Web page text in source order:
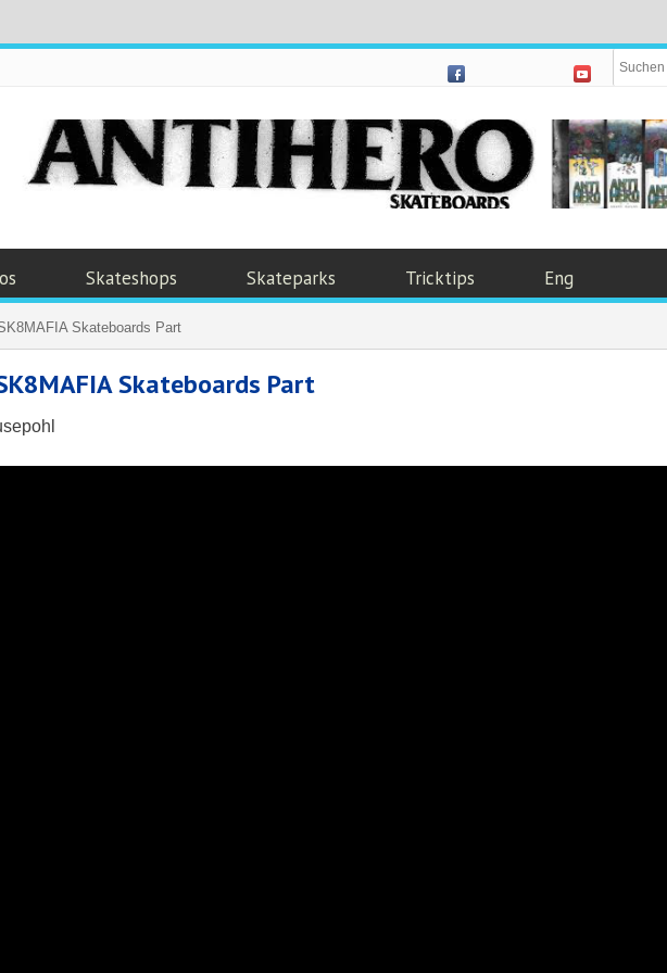
Skateshops Skateparks Tricktips Eng
Skateboards Part
Skateboards Part